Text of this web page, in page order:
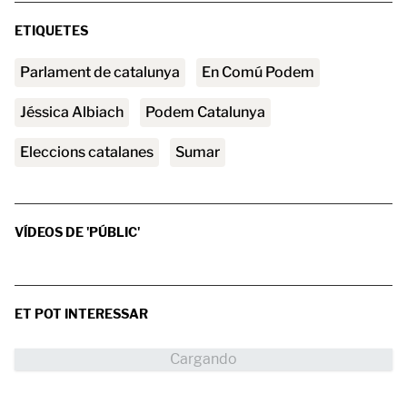
ETIQUETES
parlament de catalunya En Comú Podem
Jéssica Albiach Podem Catalunya
eleccions catalanes Sumar
VÍDEOS DE 'PÚBLIC'
ET POT INTERESSAR